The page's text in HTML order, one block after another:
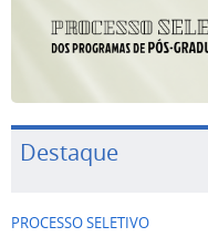
Destaque
PROCESSO SELETIVO